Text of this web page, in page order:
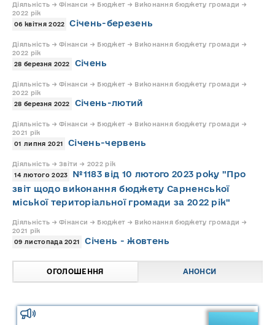
Діяльність → Фінанси → Бюджет → Виконання бюджету громади →
2022 рік
06 квітня 2022
Січень-березень
Діяльність → Фінанси → Бюджет → Виконання бюджету громади →
2022 рік
28 березня 2022
Січень
Діяльність → Фінанси → Бюджет → Виконання бюджету громади →
2022 рік
28 березня 2022
Січень-лютий
Діяльність → Фінанси → Бюджет → Виконання бюджету громади →
2021 рік
01 липня 2021
Січень-червень
Діяльність → Звіти → 2022 рік
14 лютого 2023
№1183 від 10 лютого 2023 року "Про
звіт щодо виконання бюджету Сарненської
міської територіальної громади за 2022 рік"
Діяльність → Фінанси → Бюджет → Виконання бюджету громади →
2021 рік
09 листопада 2021
Січень - жовтень
ОГОЛОШЕННЯ АНОНСИ